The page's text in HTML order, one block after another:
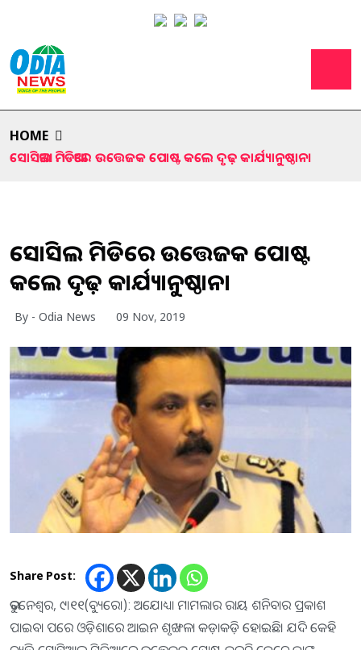
HOME
ସୋସିଆଲ ମିଡିଆରେ ଉତ୍ତେଜକ ପୋଷ୍ଟ କଲେ ଦୃଢ଼ କାର୍ଯ୍ୟାନୁଷ୍ଠାନ।
ସୋସିଆଲ ମିଡିଆରେ ଉତ୍ତେଜକ ପୋଷ୍ଟ
କଲେ ଦୃଢ଼ କାର୍ଯ୍ୟାନୁଷ୍ଠାନ।
By - Odia News 09 Nov, 2019
Share Post:
ଭୁବନେଶ୍ୱର, ୯।୧୧(ବ୍ୟୁରୋ): ଅଯୋଧ୍ୟା ମାମଲାର ରାୟ ଶନିବାର ପ୍ରକାଶ
ପାଇବା ପରେ ଓଡ଼ିଶାରେ ଆଇନ ଶୃଙ୍ଖଳା କଡ଼ାକଡ଼ି ହୋଇଛି। ଯଦି କେହି